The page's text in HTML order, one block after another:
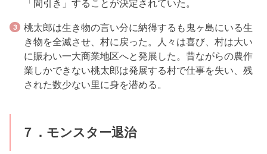
「間引き」することが決定されていた。
桃太郎は生き物の言い分に納得するも鬼ヶ島にいる生
き物を全滅させ、村に戻った。人々は喜び、村は大い
に賑わい一大商業地区へと発展した。昔ながらの農作
業しかできない桃太郎は発展する村で仕事を失い、残
された数少ない里に身を潜める。
７．モンスター退治